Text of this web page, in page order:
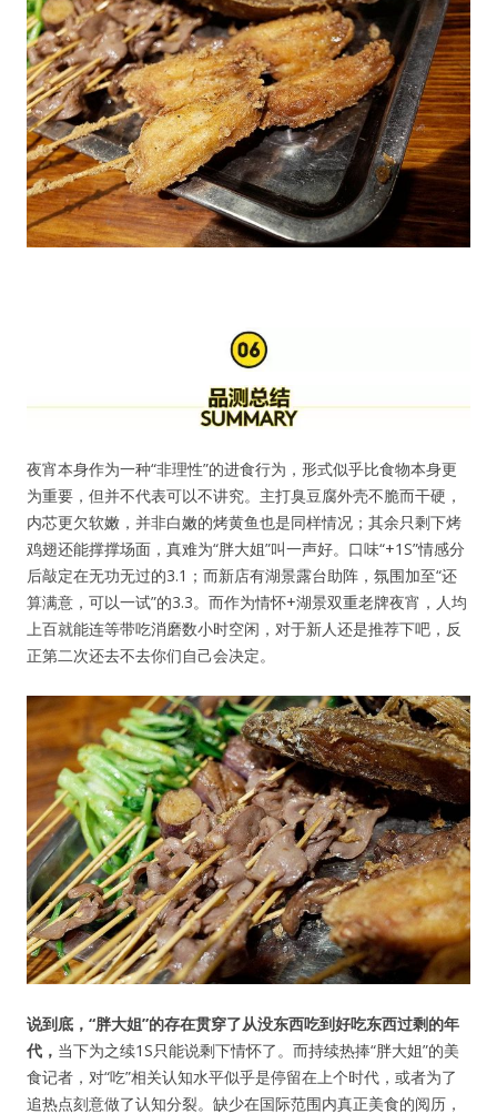
密码
忘记密码?
记住我的登录状态
没帐号？ 注册一个
夜宵本身作为一种“非理性”的进食行为，形式似乎比食物本身更
为重要，但并不代表可以不讲究。主打臭豆腐外壳不脆而干硬，
内芯更欠软嫩，并非白嫩的烤黄鱼也是同样情况；其余只剩下烤
鸡翅还能撑撑场面，真难为“胖大姐”叫一声好。口味“+1S”情感分
后敲定在无功无过的3.1；而新店有湖景露台助阵，氛围加至“还
算满意，可以一试”的3.3。而作为情怀+湖景双重老牌夜宵，人均
上百就能连等带吃消磨数小时空闲，对于新人还是推荐下吧，反
正第二次还去不去你们自己会决定。
说到底，“胖大姐”的存在贯穿了从没东西吃到好吃东西过剩的年
代， 当下为之续1S只能说剩下情怀了。而持续热捧“胖大姐”的美
食记者，对“吃”相关认知水平似乎是停留在上个时代，或者为了
追热点刻意做了认知分裂。缺少在国际范围内真正美食的阅历，